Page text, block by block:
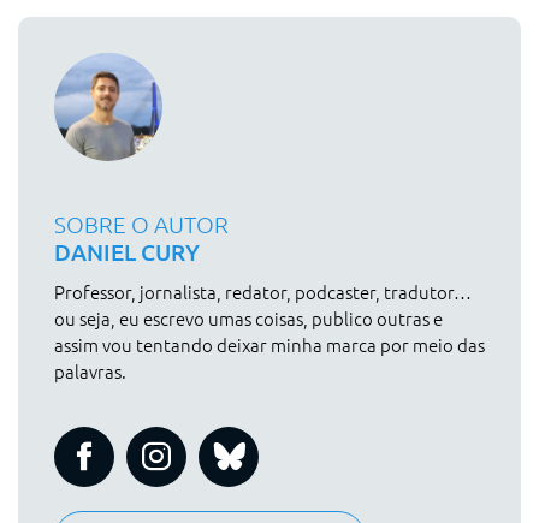
SOBRE O AUTOR
DANIEL CURY
Professor, jornalista, redator, podcaster, tradutor…
ou seja, eu escrevo umas coisas, publico outras e
assim vou tentando deixar minha marca por meio das
palavras.